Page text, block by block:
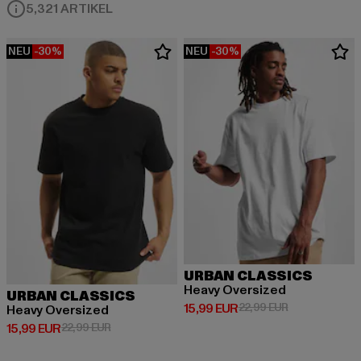
5,321 ARTIKEL
NEU -30%
URBAN CLASSICS
Heavy Oversized
15,99 EUR
Derzeitiger Preis: 15,99 EUR
22,99 EURAktionspreis: 22,99 EUR
NEU -30%
URBAN CLASSICS
Heavy Oversized
15,99 EUR
Derzeitiger Preis: 15,99 EUR
22,99 EURAktionspreis: